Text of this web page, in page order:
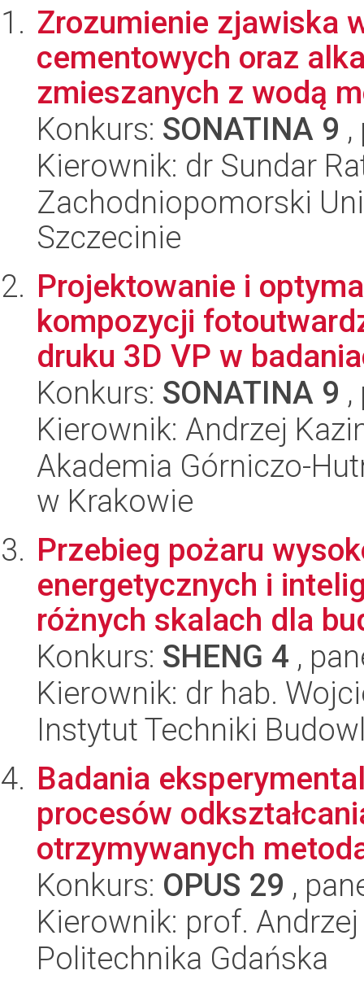
Zrozumienie zjawiska
cementowych oraz
zmieszanych z wodą
Konkurs: SONATINA 9
Kierownik: dr Sundar
Zachodniopomorski
Szczecinie
Projektowanie i
kompozycji
druku 3D VP w
Konkurs: SONATINA 9
Kierownik: Andrzej
Akademia Górniczo-
w Krakowie
Przebieg pożaru
energetycznych i
różnych skalach dla
Konkurs: SHENG 4 ,
Kierownik: dr hab.
Instytut Techniki
Badania
procesów
otrzymywanych
Konkurs: OPUS 29 ,
Kierownik: prof.
Politechnika Gdańska